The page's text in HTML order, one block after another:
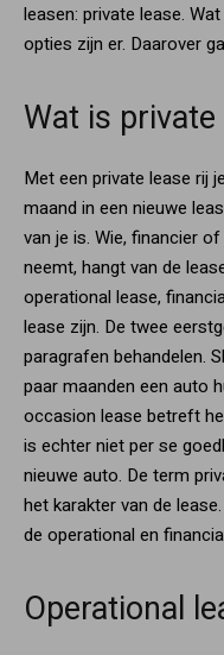
leasen: private lease.
opties zijn er. Daarover
Wat is private
Met een private lease rij
maand in een nieuwe
van je is. Wie, financier
neemt, hangt van de
operational lease,
lease zijn. De twee
paragrafen behandelen.
paar maanden een auto
occasion lease betreft
is echter niet per se
nieuwe auto. De term
het karakter van de
de operational en
Operational